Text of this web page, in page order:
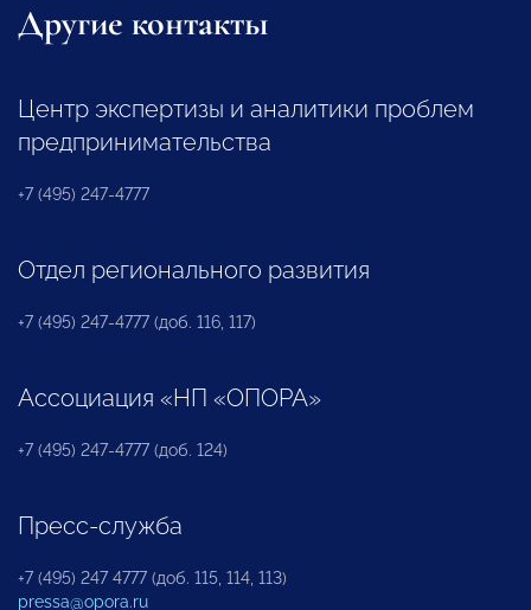
Другие контакты
Центр экспертизы и аналитики проблем
предпринимательства
+7 (495) 247-4777
Отдел регионального развития
+7 (495) 247-4777 (доб. 116, 117)
Ассоциация «НП «ОПОРА»
+7 (495) 247-4777 (доб. 124)
Пресс-служба
+7 (495) 247 4777 (доб. 115, 114, 113)
pressa@opora.ru